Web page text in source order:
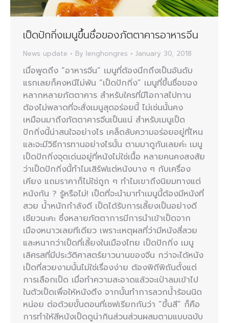
เป็ดปักกิ่งเมนูขึ้นชื่อของภัตตาคารอาหารจีน
News update By lenghongres January 30, 2018
เมื่อพูดถึง “อาหารจีน” เมนูที่ต้องนึกถึงเป็นอันดับ
แรกเลยก็คงหนีไม่พ้น “เป็ดปักกิ่ง” เมนูที่ขึ้นชื่อของ
หลากหลายภัตตาคาร สำหรับใครที่มีโอกาสไปทาน
ต้องไม่พลาดที่จะสั่งเมนูสุดอร่อยนี้ ไม่เช่นนั้นคง
เหมือนมาถึงภัตตาคารจีนเป็นแน่ สำหรับเมนูเป็ด
ปักกิ่งนี้น่าสนใจอย่างไร เคล็ดลับความอร่อยอยู่ที่ไหน
และจะมีวิธีการทานอย่างไรนั้น ตามมาดูกันเลยค่ะ เมนู
เป็ดปักกิ่งจุดเด่นอยู่ที่หนังไม่ใช่เนื้อ หลายคนคงสงสัย
ว่าเป็ดปักกิ่งนี้ทำไมเสิร์ฟแต่หนังบาง ๆ กับเครื่อง
เคียง แถมราคาก็ไม่ใช่ถูก ๆ ทำไมเขาถึงนิยมทางแต่
หนังกัน ? รู้หรือไม่! เป็ดที่จะนำมาทำเมนูนี้ต้องมีหนังที่
สวย น้ำหนักกำลังดี เป็ดได้รับการเลี้ยงเป็นอย่างดี
เชียวนะคะ ซึ่งหลายภัตตาการมีการนำเข้าเป็ดจาก
เมืองหนาวเลยทีเดียว เพราะเหตุผลที่ว่ามีหนังสี่สวย
และหนากว่าเป็ดที่เลี้ยงในเมืองไทย เป็ดปักกิ่ง เมนู
เลิศรสที่มีประวัติศาสตร์ยาวนานของจีน กว่าจะได้หนัง
เป็ดที่สวยงามนั้นไม่ใช่เรื่องง่าย ต้องพิถีพิถันตั้งแต่
การเลือกเป็ด เมื่อทำความสะอาดแล้วจะเป่าลมเข้าไป
ในตัวเป็ดเพื่อให้หนังตึง จากนั้นทำการลวกน้ำร้อนนิด
หน่อย ต่อด้วยขั้นตอนที่เชฟเรียกกันว่า “ขึ้นสี” ก็คือ
การทำให้สีหนังเป็ดดูน่ากินส่วนส่วนผสมตามแบบฉบับ